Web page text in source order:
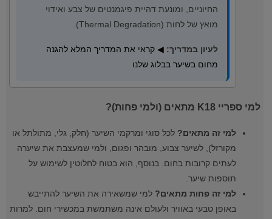
החיוניים, ומונעת דהיית פיגמנטים של צבע ואידוי
מואץ של לחות (Thermal Degradation).
לעיון במדריך: ◀ קראי את המדריך המלא להגנה
מחום בשיער בבלוג שלנו
למי ספריי K18 מתאים (ולמי פחות)?
למי זה מתאים? לכל סוגי ומרקמי השיער (חלק, גלי, מתולתל או
מקורזל), לשיער צבוע, מובהר ופגום, ולמי שמעצבת את שיערה
לעתים קרובות בחום. בנוסף, הוא בטוח לחלוטין לשימוש על
תוספות שיער.
למי זה פחות מתאים? למי שמשאירה את השיער להתייבש
באופן טבעי באוויר ולעולם אינה משתמשת במכשירי חום. למרות